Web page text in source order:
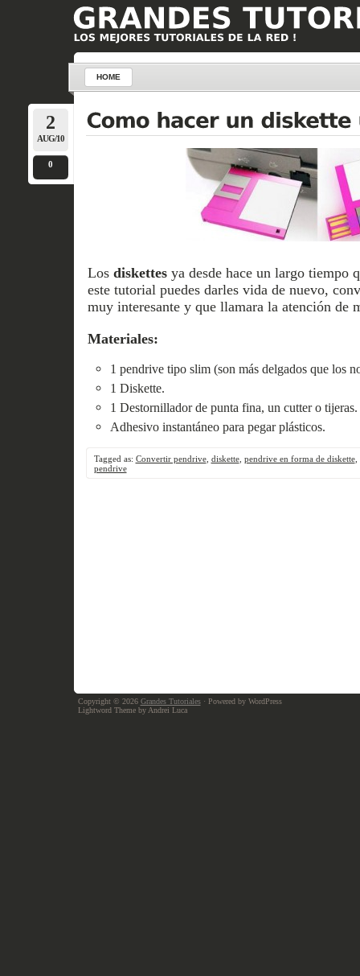
HOME
2
AUG/10
0
Los diskettesya desde hace un largo tiempo
este tutorial puedes darles vida de nuevo,
muy interesante y que llamara la atención de
Materiales:
1 pendrive tipo slim (son más delgados que los
1 Diskette.
1 Destornillador de punta fina, un cutter o tijeras.
Adhesivo instantáneo para pegar plásticos.
Tagged as: Convertir pendrive, diskette, pendrive en forma de diskette,
pendrive
Copyright © 2026 Grandes Tutoriales· Powered by WordPress
Lightword Theme by Andrei Luca